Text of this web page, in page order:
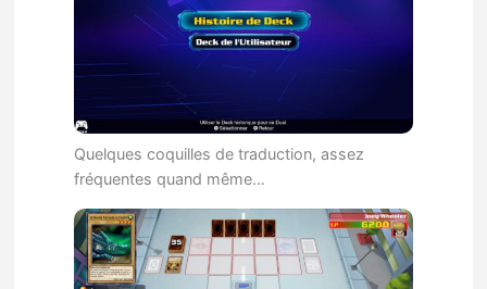
Quelques coquilles de traduction, assez
fréquentes quand même…